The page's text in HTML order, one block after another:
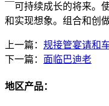
￣可持续成长的将来。
和实现想象。组合和创
上一篇： 规接管宴请和
下一篇： 面临巴迪老
地区产品：